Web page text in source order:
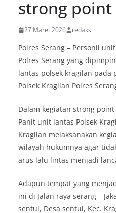
strong point
27 Maret 2026 redaksi
Polres Serang – Personil
Polres Serang yang
lantas polsek kragilan pada
Polsek Kragilan Polres
Dalam kegiatan strong
Panit unit lantas Polsek
Kragilan melaksanakan
wilayah hukumnya agar
arus lalu lintas menjadi
Adapun tempat yang
ini di Jalan raya serang –
sentul, Desa sentul, Kec.